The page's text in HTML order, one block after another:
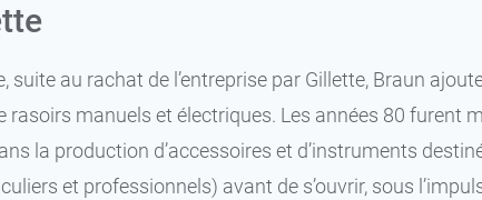
suite au rachat de l’entreprise par Gillette, Braun
manuels et électriques. Les années 80 furent
la production d’accessoires et d’instruments
et professionnels) avant de s’ouvrir, sous